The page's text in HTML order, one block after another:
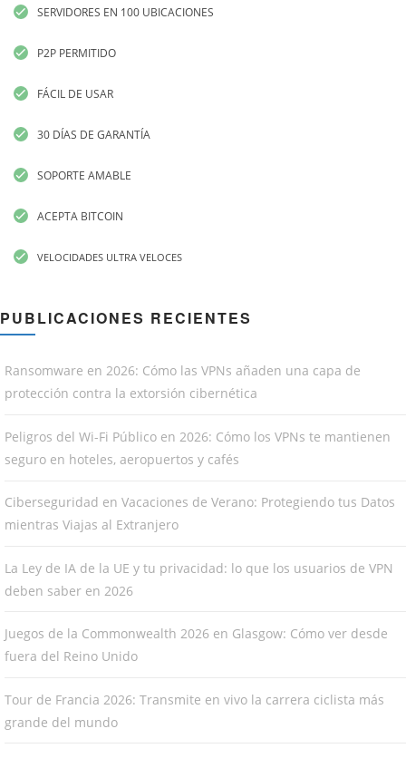
SERVIDORES EN 100 UBICACIONES
P2P PERMITIDO
FÁCIL DE USAR
30 DÍAS DE GARANTÍA
SOPORTE AMABLE
ACEPTA BITCOIN
VELOCIDADES ULTRA VELOCES
PUBLICACIONES RECIENTES
Ransomware en 2026: Cómo las VPNs añaden una capa de
protección contra la extorsión cibernética
Peligros del Wi-Fi Público en 2026: Cómo los VPNs te mantienen
seguro en hoteles, aeropuertos y cafés
Ciberseguridad en Vacaciones de Verano: Protegiendo tus Datos
mientras Viajas al Extranjero
La Ley de IA de la UE y tu privacidad: lo que los usuarios de VPN
deben saber en 2026
Juegos de la Commonwealth 2026 en Glasgow: Cómo ver desde
fuera del Reino Unido
Tour de Francia 2026: Transmite en vivo la carrera ciclista más
grande del mundo